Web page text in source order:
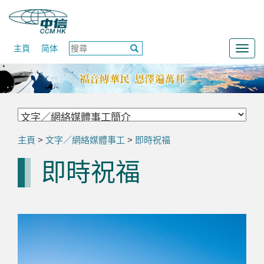
主頁 简体
主頁 > 文字／網絡媒體事工 > 即時祝福
即時祝福